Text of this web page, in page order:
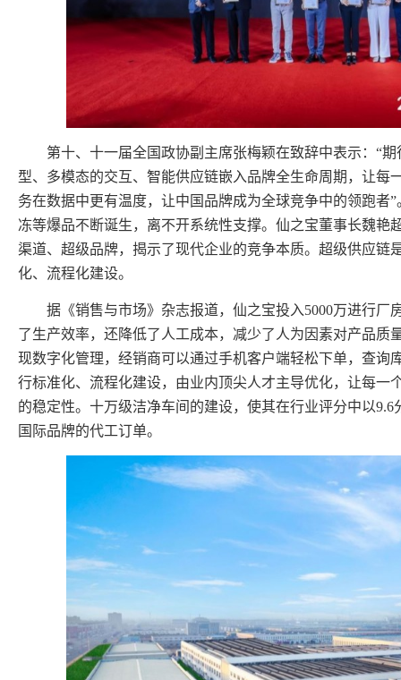
第十、十一届全国政协副主席张梅颖在致辞中表示：“
型、多模态的交互、智能供应链嵌入品牌全生命周期，让每
务在数据中更有温度，让中国品牌成为全球竞争中的领跑者
冻等爆品不断诞生，离不开系统性支撑。仙之宝董事长魏
渠道、超级品牌，揭示了现代企业的竞争本质。超级供应链
化、流程化建设。
据《销售与市场》杂志报道，仙之宝投入5000万进行厂
了生产效率，还降低了人工成本，减少了人为因素对产品质
现数字化管理，经销商可以通过手机客户端轻松下单，查询
行标准化、流程化建设，由业内顶尖人才主导优化，让每一
的稳定性。十万级洁净车间的建设，使其在行业评分中以
国际品牌的代工订单。